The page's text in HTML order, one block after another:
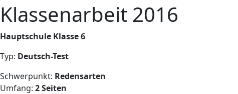
Klassenarbeit 2016
Hauptschule Klasse 6
Typ: Deutsch-Test
Schwerpunkt: Redensarten
Umfang: 2 Seiten